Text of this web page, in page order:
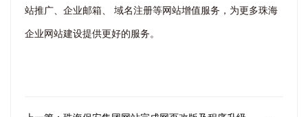
站推广 、企业邮箱、 域名注册等网站增值服务，为更多珠海
企业网站建设提供更好的服务。